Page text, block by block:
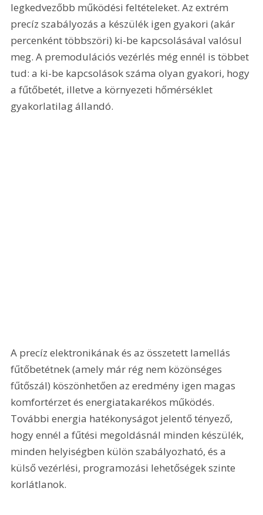
legkedvezőbb működési feltételeket. Az extrém
precíz szabályozás a készülék igen gyakori (akár
percenként többszöri) ki-be kapcsolásával valósul
meg. A premodulációs vezérlés még ennél is többet
tud: a ki-be kapcsolások száma olyan gyakori, hogy
a fűtőbetét, illetve a környezeti hőmérséklet
gyakorlatilag állandó.
A precíz elektronikának és az összetett lamellás
fűtőbetétnek (amely már rég nem közönséges
fűtőszál) köszönhetően az eredmény igen magas
komfortérzet és energiatakarékos működés.
További energia hatékonyságot jelentő tényező,
hogy ennél a fűtési megoldásnál minden készülék,
minden helyiségben külön szabályozható, és a
külső vezérlési, programozási lehetőségek szinte
korlátlanok.